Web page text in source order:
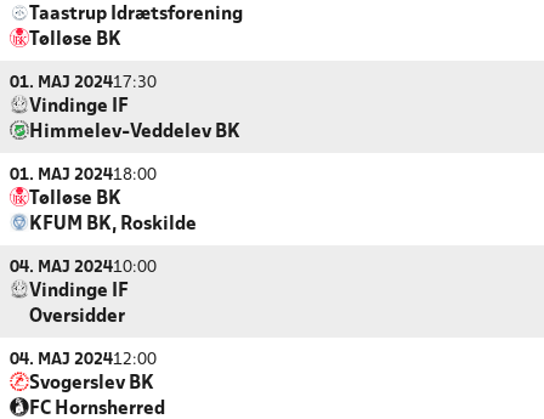
Taastrup Idrætsforening
Tølløse BK
01. MAJ 202417:30
Vindinge IF
Himmelev-Veddelev BK
01. MAJ 202418:00
Tølløse BK
KFUM BK, Roskilde
04. MAJ 202410:00
Vindinge IF
Oversidder
04. MAJ 202412:00
Svogerslev BK
FC Hornsherred